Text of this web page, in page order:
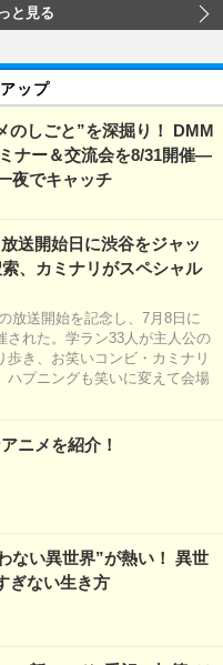
と見る
ップ
のしごと”を深掘り！ DMM
ナー＆交流会を8/31開催―
夜でキャッチ
送開始日に渋谷をジャッ
、カミナリがスペシャル
放送開始を記念し、7月8日に
された。学ラン33人が主人公の
き、お笑いコンビ・カミナリ
ハプニングも笑いに変えて会場
ニメを紹介！
ない異世界”が熱い！ 異世
ぎない生き方